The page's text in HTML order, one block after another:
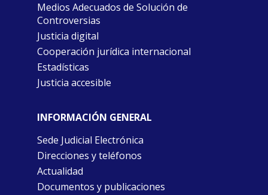
Medios Adecuados de Solución de
Controversias
Justicia digital
Cooperación jurídica internacional
Estadísticas
Justicia accesible
INFORMACIÓN GENERAL
Sede Judicial Electrónica
Direcciones y teléfonos
Actualidad
Documentos y publicaciones